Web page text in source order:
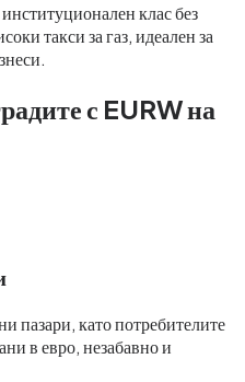
клас без
такси за газ, идеален за
с EURW на
пазари, като потребителите
в евро, незабавно и